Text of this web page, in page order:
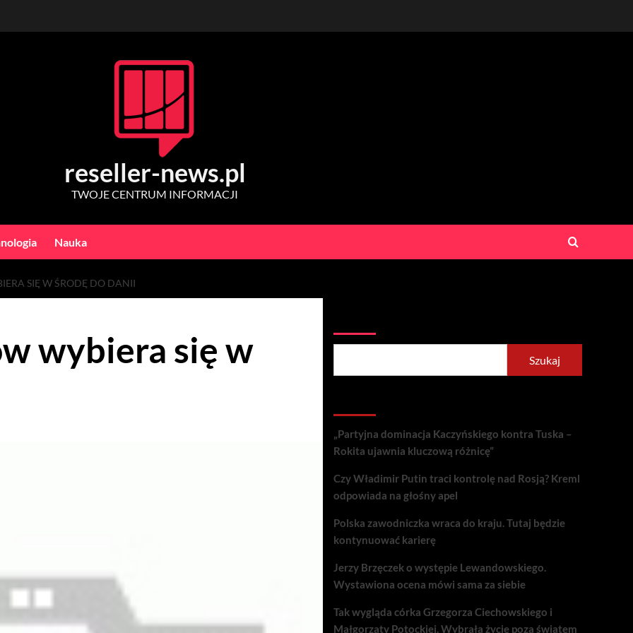
reseller-news.pl
TWOJE CENTRUM INFORMACJI
Nauka
SIĘ W ŚRODĘ DO DANII
wybiera się w
Szukaj
„Partyjna dominacja Kaczyńskiego kontra Tuska –
Rokita ujawnia kluczową różnicę”
Czy Władimir Putin traci kontrolę nad Rosją? Kreml
odpowiada na głośny apel
Polska zawodniczka wraca do kraju. Tutaj będzie
kontynuować karierę
Jerzy Brzęczek o występie Lewandowskiego.
Wystawiona ocena mówi sama za siebie
Tak wygląda córka Grzegorza Ciechowskiego i
Małgorzaty Potockiej. Wybrała życie poza światem